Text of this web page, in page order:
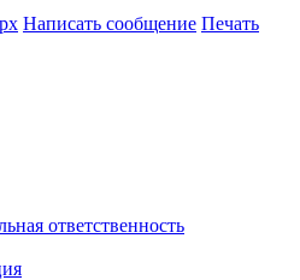
Написать сообщение Печать
ответственность